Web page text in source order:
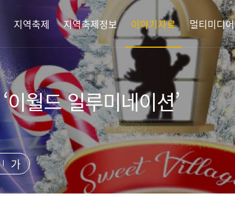
지역축제 지역축제정보 이야기자료 멀티미디어
월드 일루미네이션’
가